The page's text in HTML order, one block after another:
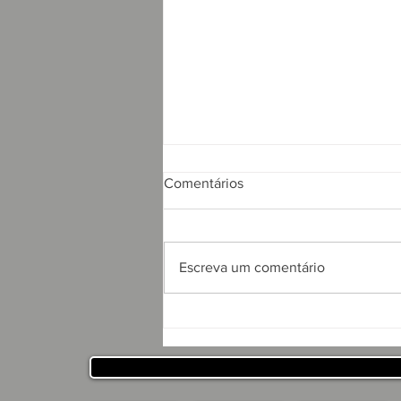
SECRETARIA DE
DESENVOLVIMENTO
Comentários
Escreva um comentário